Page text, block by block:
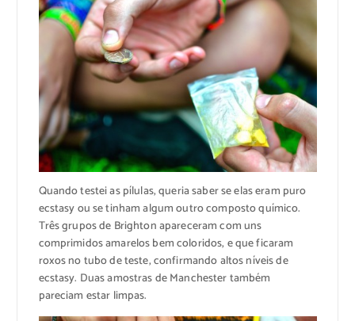
Quando testei as pílulas, queria saber se elas eram puro
ecstasy ou se tinham algum outro composto químico.
Três grupos de Brighton apareceram com uns
comprimidos amarelos bem coloridos, e que ficaram
roxos no tubo de teste, confirmando altos níveis de
ecstasy. Duas amostras de Manchester também
pareciam estar limpas.